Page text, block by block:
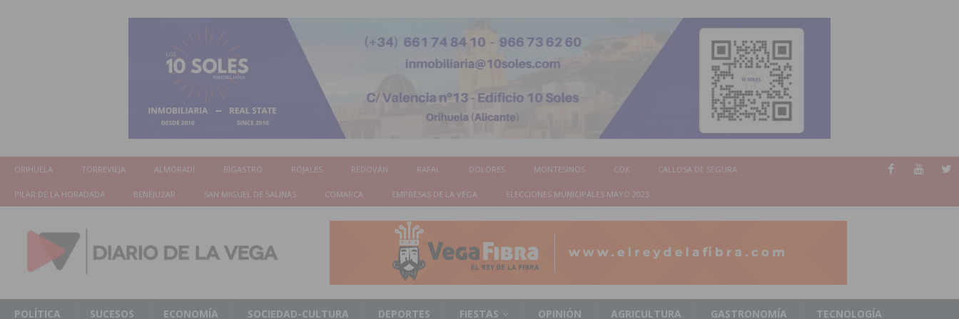
ORIHUELA TORREVIEJA ALMORADÍ BIGASTRO ROJALES REDOVÁN RAFAL DOLORES MONTESINOS COX CALLOSA DE SEGURA
PILAR DE LA HORADADA BENEJUZAR SAN MIGUEL DE SALINAS COMARCA EMPRESAS DE LA VEGA ELECCIONES MUNICIPALES MAYO 2023
POLÍTICA SUCESOS ECONOMÍA SOCIEDAD-CULTURA DEPORTES FIESTAS OPINIÓN AGRICULTURA GASTRONOMÍA TECNOLOGÍA